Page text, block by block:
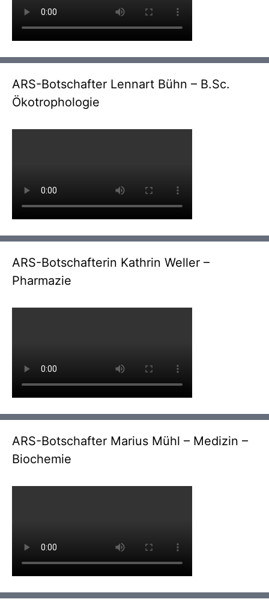
ARS-Botschafter Lennart Bühn – B.Sc.
Ökotrophologie
ARS-Botschafterin Kathrin Weller –
Pharmazie
ARS-Botschafter Marius Mühl – Medizin –
Biochemie